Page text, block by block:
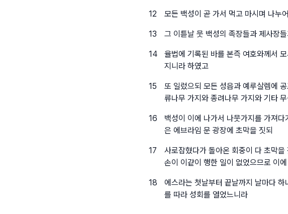
12 모든 백성이 곧 가서 먹고 마시며 나누
13 그 이튿날 뭇 백성의 족장들과 제사장
14
율법에 기록된 바를 본즉 여호와께서
지니라 하였고
15
또 일렀으되 모든 성읍과 예루살렘에
류나무 가지와 종려나무 가지와 기타
16
백성이 이에 나가서 나뭇가지를 가져
은 에브라임 문 광장에 초막을 짓되
17
사로잡혔다가 돌아온 회중이 다 초막
손이 이같이 행한 일이 없었으므로 이
18
에스라는 첫날부터 끝날까지 날마다
를 따라 성회를 열었느니라